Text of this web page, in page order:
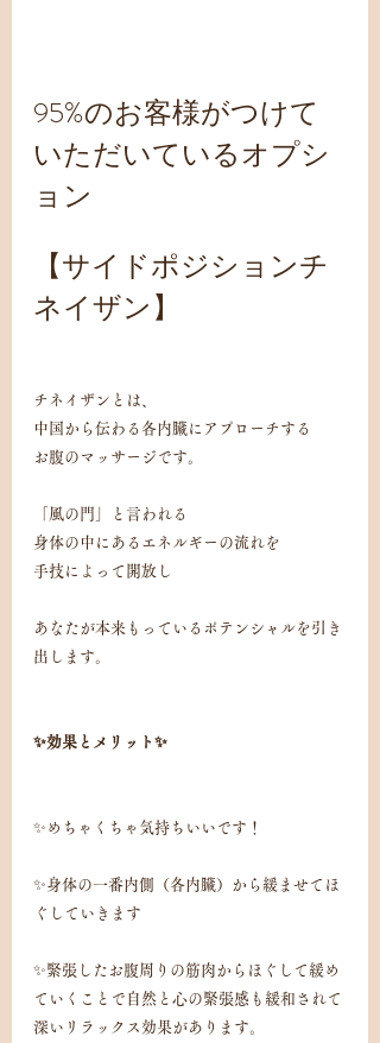
95%のお客様がつけて
いただいているオプシ
ョン
【サイドポジションチ
ネイザン】
チネイザンとは、
中国から伝わる各内臓にアプローチする
お腹のマッサージです。
「風の門」と言われる
身体の中にあるエネルギーの流れを
手技によって開放し
あなたが本来もっているポテンシャルを引き
出します。
✨効果とメリット✨
✨めちゃくちゃ気持ちいいです！
✨身体の一番内側（各内臓）から緩ませてほ
ぐしていきます
✨緊張したお腹周りの筋肉からほぐして緩め
ていくことで自然と心の緊張感も緩和されて
深いリラックス効果があります。